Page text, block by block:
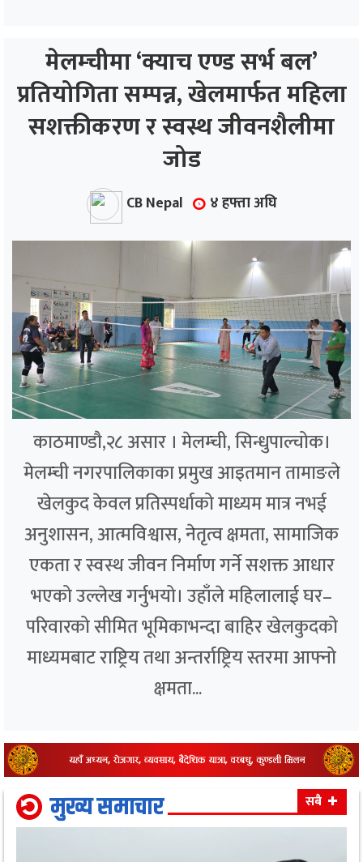
मेलम्चीमा ‘क्याच एण्ड सर्भ बल’
प्रतियोगिता सम्पन्न, खेलमार्फत महिला
सशक्तीकरण र स्वस्थ जीवनशैलीमा
जोड
CB Nepal ४ हफ्ता अघि
काठमाण्डौ,२८ असार । मेलम्ची, सिन्धुपाल्चोक।
मेलम्ची नगरपालिकाका प्रमुख आइतमान तामाङले
खेलकुद केवल प्रतिस्पर्धाको माध्यम मात्र नभई
अनुशासन, आत्मविश्वास, नेतृत्व क्षमता, सामाजिक
एकता र स्वस्थ जीवन निर्माण गर्ने सशक्त आधार
भएको उल्लेख गर्नुभयो। उहाँले महिलालाई घर–
परिवारको सीमित भूमिकाभन्दा बाहिर खेलकुदको
माध्यमबाट राष्ट्रिय तथा अन्तर्राष्ट्रिय स्तरमा आफ्नो
क्षमता...
मुख्य समाचार सबै